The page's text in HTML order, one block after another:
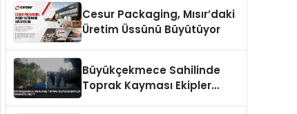
Cesur Packaging, Mısır’daki
Üretim Üssünü Büyütüyor
Büyükçekmece Sahilinde
Toprak Kayması Ekipler